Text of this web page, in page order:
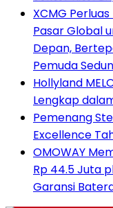
XCMG
Pasar Global
Depan,
Pemuda
Hollyland
Lengkap
Pemenang
Excellence
OMOWAY
Rp 44.5 Juta
Garansi